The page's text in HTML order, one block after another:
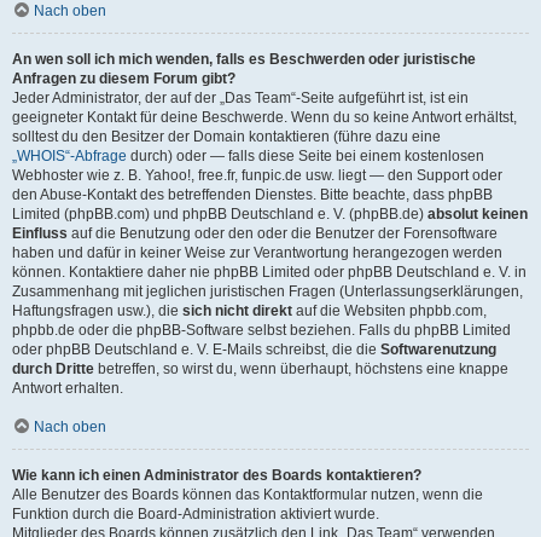
Nach oben
An wen soll ich mich wenden, falls es Beschwerden oder juristische
Anfragen zu diesem Forum gibt?
Jeder Administrator, der auf der „Das Team“-Seite aufgeführt ist, ist ein
geeigneter Kontakt für deine Beschwerde. Wenn du so keine Antwort erhältst,
solltest du den Besitzer der Domain kontaktieren (führe dazu eine
„WHOIS“-Abfrage durch) oder — falls diese Seite bei einem kostenlosen
Webhoster wie z. B. Yahoo!, free.fr, funpic.de usw. liegt — den Support oder
den Abuse-Kontakt des betreffenden Dienstes. Bitte beachte, dass phpBB
Limited (phpBB.com) und phpBB Deutschland e. V. (phpBB.de) absolut keinen
Einfluss auf die Benutzung oder den oder die Benutzer der Forensoftware
haben und dafür in keiner Weise zur Verantwortung herangezogen werden
können. Kontaktiere daher nie phpBB Limited oder phpBB Deutschland e. V. in
Zusammenhang mit jeglichen juristischen Fragen (Unterlassungserklärungen,
Haftungsfragen usw.), die sich nicht direkt auf die Websiten phpbb.com,
phpbb.de oder die phpBB-Software selbst beziehen. Falls du phpBB Limited
oder phpBB Deutschland e. V. E-Mails schreibst, die die Softwarenutzung
durch Dritte betreffen, so wirst du, wenn überhaupt, höchstens eine knappe
Antwort erhalten.
Nach oben
Wie kann ich einen Administrator des Boards kontaktieren?
Alle Benutzer des Boards können das Kontaktformular nutzen, wenn die
Funktion durch die Board-Administration aktiviert wurde.
Mitglieder des Boards können zusätzlich den Link „Das Team“ verwenden.